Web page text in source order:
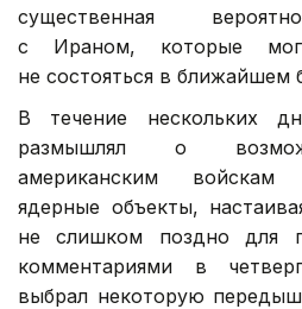
существенная
с Ираном, которые
не состояться в ближайшем
В течение нескольких
размышлял о
американским войскам
ядерные объекты,
не слишком поздно для
комментариями в
выбрал некоторую